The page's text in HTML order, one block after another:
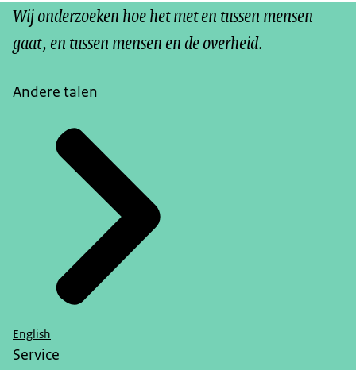
Wij onderzoeken hoe het met en tussen mensen
gaat, en tussen mensen en de overheid.
Andere talen
English
Service